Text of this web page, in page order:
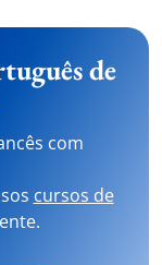
de
com
cursos de